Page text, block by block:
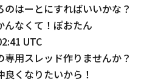
はーとにすればいいかな？
んなくて！ぽおたん
UTC
用スレッド作りませんか？
くなりたいから！